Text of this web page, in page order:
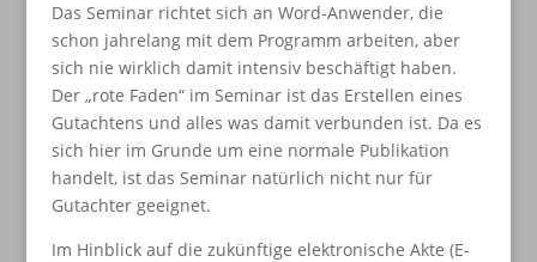
Das Seminar richtet sich an Word-Anwender, die
schon jahrelang mit dem Programm arbeiten, aber
sich nie wirklich damit intensiv beschäftigt haben.
Der „rote Faden“ im Seminar ist das Erstellen eines
Gutachtens und alles was damit verbunden ist. Da es
sich hier im Grunde um eine normale Publikation
handelt, ist das Seminar natürlich nicht nur für
Gutachter geeignet.
Im Hinblick auf die zukünftige elektronische Akte (E-